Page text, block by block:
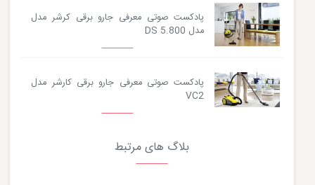
پادکست صوتی معرفی جارو برقی کرشر مدل
مدل DS 5.800
پادکست صوتی معرفی جارو برقی کارشر مدل
VC2
بلاگ های مرتبط